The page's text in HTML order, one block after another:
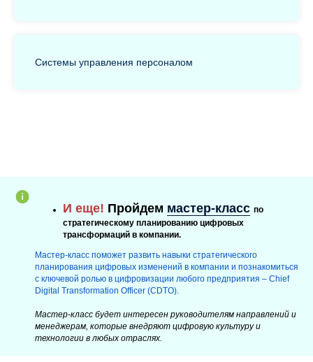
Системы управления персоналом
И еще! Пройдем мастер-класс по
стратегическому планированию цифровых
трансформаций в компании.
Мастер-класс поможет развить навыки стратегического
планирования цифровых изменений в компании и познакомиться
с ключевой ролью в цифровизации любого предприятия – Chief
Digital Transformation Officer (CDTO).
Мастер-класс будет интересен руководителям направлений и
менеджерам, которые внедряют цифровую культуру и
технологии в любых отраслях.